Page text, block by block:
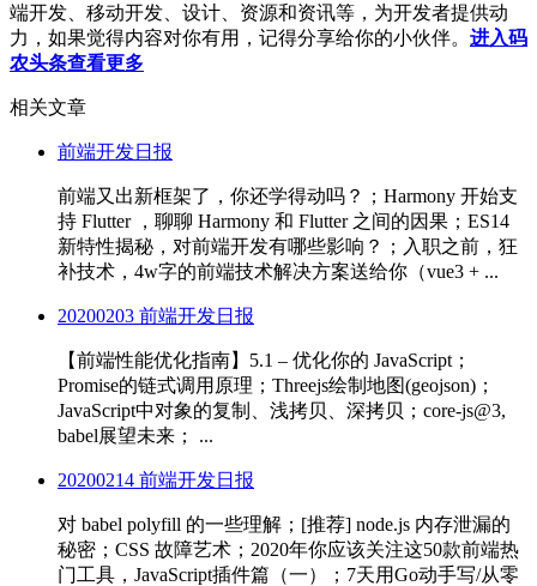
端开发、移动开发、设计、资源和资讯等，为开发者提供动
力，如果觉得内容对你有用，记得分享给你的小伙伴。 进入码
农头条查看更多
相关文章
前端开发日报
前端又出新框架了，你还学得动吗？；Harmony 开始支
持 Flutter ，聊聊 Harmony 和 Flutter 之间的因果；ES14
新特性揭秘，对前端开发有哪些影响？；入职之前，狂
补技术，4w字的前端技术解决方案送给你（vue3 + ...
20200203 前端开发日报
【前端性能优化指南】5.1 – 优化你的 JavaScript；
Promise的链式调用原理；Threejs绘制地图(geojson)；
JavaScript中对象的复制、浅拷贝、深拷贝；core-js@3,
babel展望未来； ...
20200214 前端开发日报
对 babel polyfill 的一些理解；[推荐] node.js 内存泄漏的
秘密；CSS 故障艺术；2020年你应该关注这50款前端热
门工具，JavaScript插件篇（一）；7天用Go动手写/从零